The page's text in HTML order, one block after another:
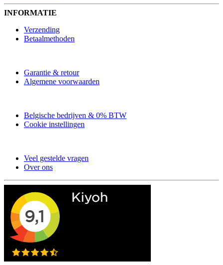
INFORMATIE
Verzending
Betaalmethoden
Garantie & retour
Algemene voorwaarden
Belgische bedrijven & 0% BTW
Cookie instellingen
Veel gestelde vragen
Over ons